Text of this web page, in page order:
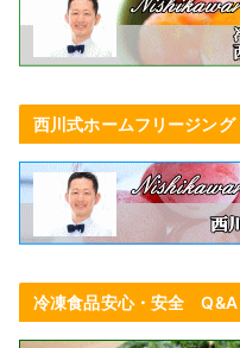
西川式ホームフリージング
冷凍食品安心・安全 Q&A